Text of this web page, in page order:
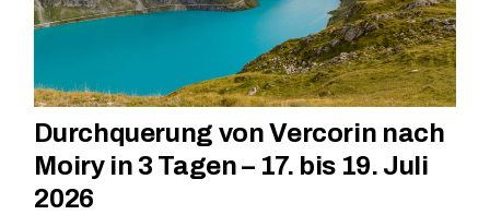
Durchquerung von Vercorin nach
Moiry in 3 Tagen – 17. bis 19. Juli
2026